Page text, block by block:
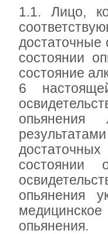
1.1. Лицо,
достаточные
состоянии
состояние
6
состоянии
опьянения
опьянения.